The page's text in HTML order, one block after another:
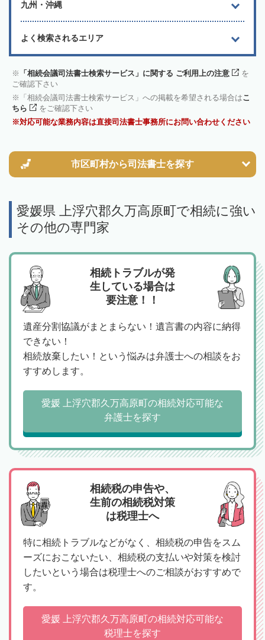
九州・沖縄
よく検索されるエリア
「相続会議司法書士検索サービス」に関する ご利用上の注意
を
ご確認下さい
「相続会議司法書士検索サービス」への掲載を希望される場合はこ
ちら
をご確認下さい
対応可能な業務内容は直接司法書士事務所にお問い合わせください
市区町村から司法書士を探す
愛媛県 上浮穴郡久万高原町で相続に強い
その他の専門家
相続トラブルが発
生している場合は
要注意！！
遺産分割協議がまとまらない！遺言書の内容に納得
できない！
相続放棄したい！という悩みは弁護士への相談をお
すすめします。
愛媛 上浮穴郡久万高原町の相続対応可能な
弁護士を探す
相続税の申告や、
生前の相続税対策
は税理士へ
特に相続トラブルなどがなく、相続税の申告をスム
ーズにおこないたい、相続税の支払いや対策を検討
したいという場合は税理士へのご相談がおすすめで
す。
愛媛 上浮穴郡久万高原町の相続対応可能な
税理士を探す